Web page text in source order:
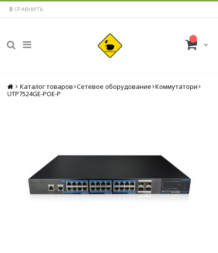
0 СРАВНИТЬ
Главная
Каталог товаров Сетевое оборудование Коммутатори
UTP7524GE-POE-P